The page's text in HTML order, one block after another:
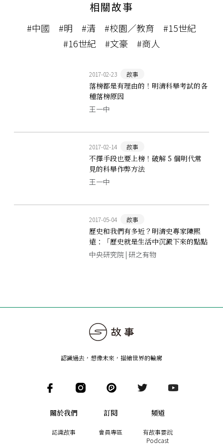
相關故事
#中國 #明 #清 #校園／教育
#15世紀
#16世紀
#文豪 #商人
2017-02-23 故事
落榜都是有理由的！明清科舉考試的各
種落榜原因
王一中
2017-02-14 故事
不擇手段也要上榜！破解 5 個明代常
見的科舉作弊方法
王一中
2017-05-04 故事
歷史和我們有多近？明清史專家陳熙
遠：「歷史就是生活中沉澱下來的點點
滴滴」
中央研究院 | 研之有物
認識過去，想像未來 ， 描繪世界的輪廓
關於我們
認識故事
訂閱
會員專區
頻道
有故事要說
Podcast